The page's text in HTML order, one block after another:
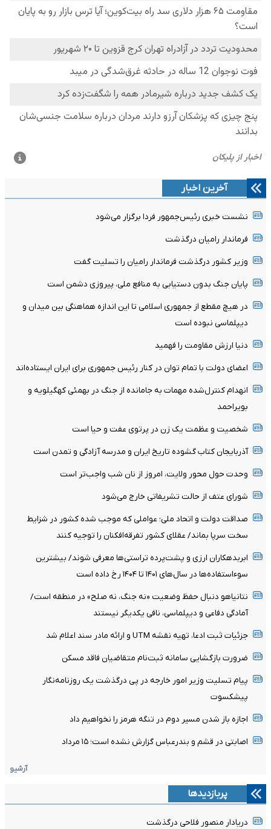
آخرین اخبار
نشست خبری رئیس‌جمهور فردا برگزار می‌شود
فرماندار رامیان درگذشت
وزیر کشور درگذشت فرماندار رامیان را تسلیت گفت
پایان جنگ بدون دستیابی به منافع ملی، پیروزی دشمن است
در هیچ مقطع از جمهوری اسلامی تا این اندازه هماهنگی بین میدان و
دیپلماسی نبوده است
دنیا ارزش مقاومت را فهمید
اعضای دولت با تمام توان در کنار رئیس جمهوری برای ایران ایستاده‌اند
انهدام کنترل‌شده مهمات به‌ جامانده از جنگ در بهمئی کهگیلویه و
بویراحمد
شخصیت و عظمت یک زن در پرتوی عفت و حیا است
آذربایجان کتاب گشوده تاریخ ایران و مدرسه آزادگی و تمدن است
وحدت حول محور ولایت، امروز از نان شب واجب‌تر است
شورای عتف از حالت تشریفاتی خارج می‌شود
صداقت دولت و اتحاد ملی؛ عواملی که موجب شده کشور در شزایط
سخت سرپا بماند/ عقلای کشور تفرقه‌افکنان را توجیه کنند
ابربدهکاران ارزی و پشت‌پرده تراستی‌ها معرفی شوند/ بیشترین
سوءاستفاده‌ها در سال‌های ۱۴۰۱ تا ۱۴۰۴ رخ داده است
نتانیاهو دنبال حفظ وضعیت «نه جنگ، نه صلح» در منطقه است/
آمادگی دفاعی و دیپلماسی، نافی یکدیگر نیستند
جزئیات ثبت ادعا، تهیه نقشه UTM و ارائه مادر سند اعلام شد
ضرورت بازگشایی سامانه ثبت‌نام متقاضیان فاقد مسکن
پیام تسلیت وزیر امور خارجه در پی درگذشت یک روزنامه‌نگار
پیشکسوت
اجازه باز شدن مسیر دوم در تنگه هرمز را نخواهیم داد
اصابتی در قشم و بندرعباس گزارش نشده است؛ ۱۵ مرداد
آرشیو
پربازدیدها
دریادار منصور فلاحی درگذشت